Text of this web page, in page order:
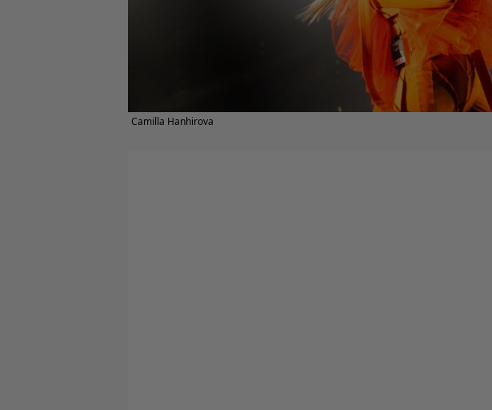
Camilla Hanhirova